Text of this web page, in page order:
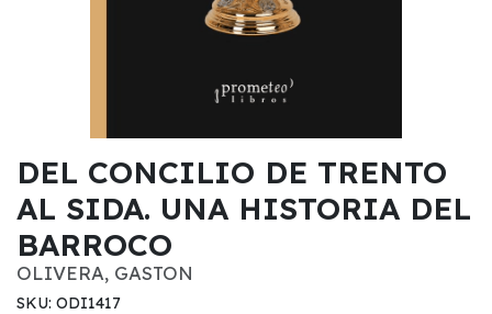
DEL CONCILIO DE TRENTO
AL SIDA. UNA HISTORIA DEL
BARROCO
OLIVERA, GASTON
SKU: ODI1417